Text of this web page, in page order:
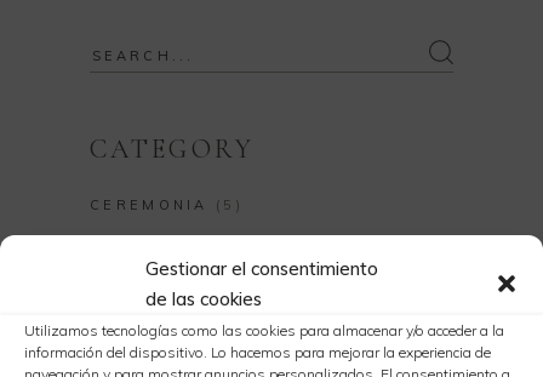
Gestionar el consentimiento
de las cookies
Utilizamos tecnologías como las cookies para almacenar y/o acceder a la
información del dispositivo. Lo hacemos para mejorar la experiencia de
navegación y para mostrar anuncios personalizados. El consentimiento a
Search
CATEGORY
CEREMONIA (5)
LATEST POSTS